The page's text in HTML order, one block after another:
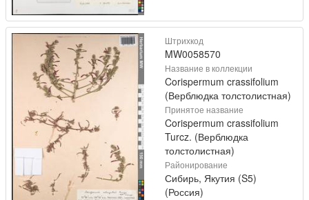
Штрихкод
MW0058570
Название в коллекции
Corispermum crassifolium
(Верблюдка толстолистная)
Принятое название
Corispermum crassifolium
Turcz. (Верблюдка
толстолистная)
Районирование
Сибирь, Якутия (S5)
(Россия)